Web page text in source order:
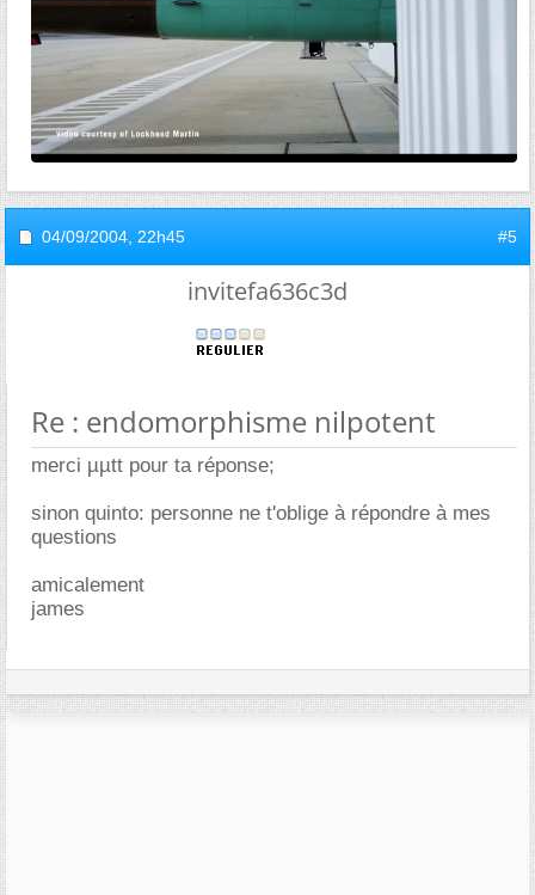
04/09/2004, 22h45 #5
invitefa636c3d
Re : endomorphisme nilpotent
merci µµtt pour ta réponse;
sinon quinto: personne ne t'oblige à répondre à mes
questions
amicalement
james